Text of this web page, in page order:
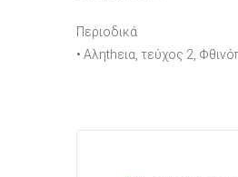
Περιοδικά
• Αληthεια, τεύχος 2,